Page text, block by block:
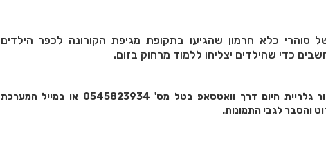
ארכיון משנת 2020 של סוהרי כלא חרמון שהגיעו בתקופת מגיפת הקורונה לכפר הילדים
כדי שהילדים יצליחו ללמוד מרחוק בזום.
לציבור ניתן לשלוח תמונות למדור גלריית היום דרך וואטסאפ בטל מס' 0545823934 או במייל המערכת